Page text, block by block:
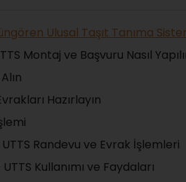
Ulusal Taşıt Tanıma
Montaj ve Başvuru Nasıl
Hazırlayın
Randevu ve Evrak İşlemleri
Kullanımı ve Faydaları